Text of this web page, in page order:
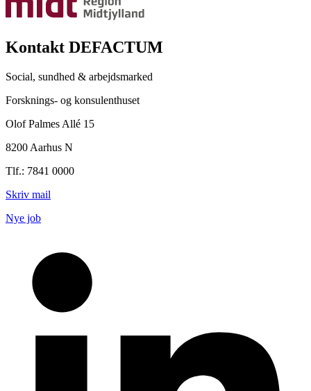
Kontakt DEFACTUM
Social, sundhed & arbejdsmarked
Forsknings- og konsulenthuset
Olof Palmes Allé 15
8200 Aarhus N
Tlf.: 7841 0000
Skriv mail
Nye job